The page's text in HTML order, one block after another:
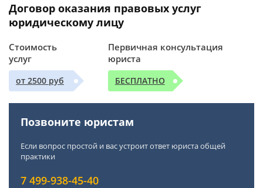
Договор оказания правовых услуг
юридическому лицу
Стоимость
услуг
от 2500 руб
Первичная консультация
юриста
БЕСПЛАТНО
Позвоните юристам
Если вопрос простой и вас устроит ответ юриста общей
практики
7 499-938-45-40